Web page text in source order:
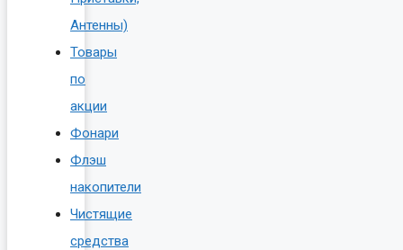
Антенны)
Товары
по
акции
Фонари
Флэш
накопители
Чистящие
средства